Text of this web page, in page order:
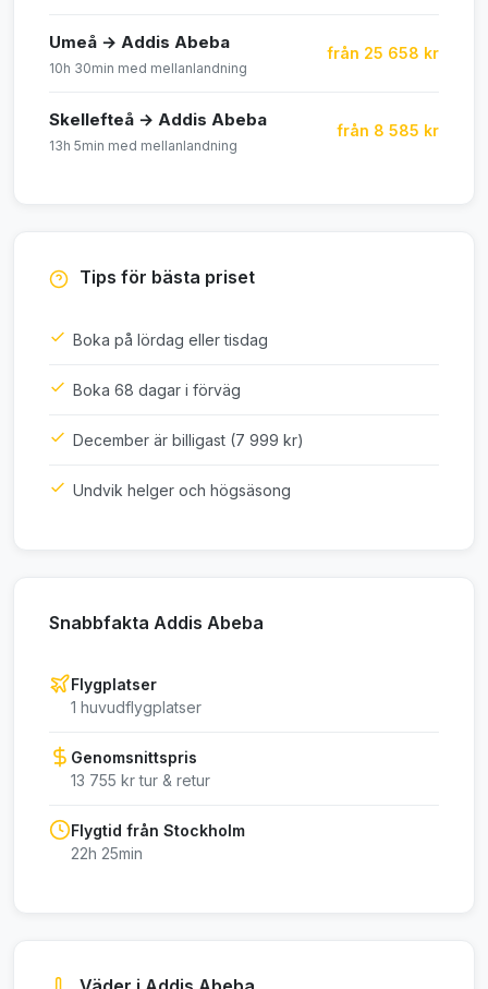
Umeå → Addis Abeba
10h 30min med mellanlandning
från 25 658 kr
Skellefteå → Addis Abeba
13h 5min med mellanlandning
från 8 585 kr
Tips för bästa priset
Boka på lördag eller tisdag
Boka 68 dagar i förväg
December är billigast (7 999 kr)
Undvik helger och högsäsong
Snabbfakta Addis Abeba
Flygplatser
1 huvudflygplatser
Genomsnittspris
13 755 kr tur & retur
Flygtid från Stockholm
22h 25min